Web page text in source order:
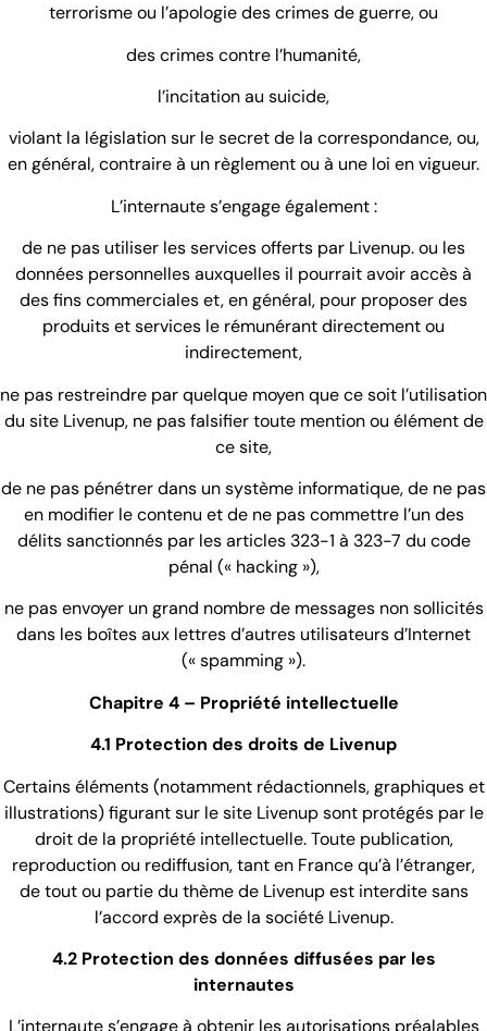
terrorisme ou l’apologie des crimes de guerre, ou
des crimes contre l’humanité,
l’incitation au suicide,
violant la législation sur le secret de la correspondance, ou,
en général, contraire à un règlement ou à une loi en vigueur.
L’internaute s’engage également :
de ne pas utiliser les services offerts par Livenup. ou les
données personnelles auxquelles il pourrait avoir accès à
des fins commerciales et, en général, pour proposer des
produits et services le rémunérant directement ou
indirectement,
ne pas restreindre par quelque moyen que ce soit l’utilisation
du site Livenup, ne pas falsifier toute mention ou élément de
ce site,
de ne pas pénétrer dans un système informatique, de ne pas
en modifier le contenu et de ne pas commettre l’un des
délits sanctionnés par les articles 323-1 à 323-7 du code
pénal (« hacking »),
ne pas envoyer un grand nombre de messages non sollicités
dans les boîtes aux lettres d’autres utilisateurs d’Internet
(« spamming »).
Chapitre 4 – Propriété intellectuelle
4.1 Protection des droits de Livenup
Certains éléments (notamment rédactionnels, graphiques et
illustrations) figurant sur le site Livenup sont protégés par le
droit de la propriété intellectuelle. Toute publication,
reproduction ou rediffusion, tant en France qu’à l’étranger,
de tout ou partie du thème de Livenup est interdite sans
l’accord exprès de la société Livenup.
4.2 Protection des données diffusées par les
internautes
L’internaute s’engage à obtenir les autorisations préalables